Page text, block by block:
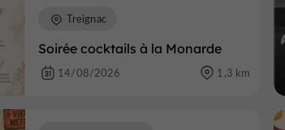
Soirée cocktails à la Monarde
Treignac
14/08/2026 1,3 km